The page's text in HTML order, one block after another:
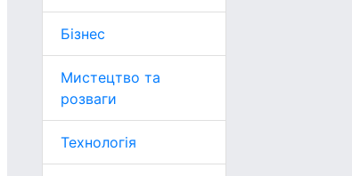
Бізнес
Мистецтво та
розваги
Технологія